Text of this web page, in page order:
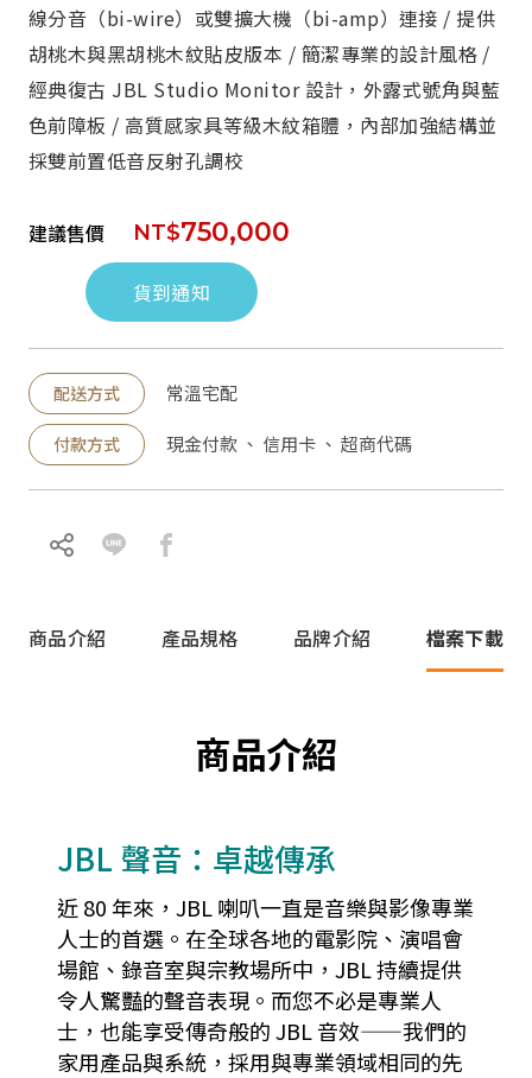
線分音（bi-wire）或雙擴大機（bi-amp）連接 / 提供
胡桃木與黑胡桃木紋貼皮版本 / 簡潔專業的設計風格 /
經典復古 JBL Studio Monitor 設計，外露式號角與藍
色前障板 / 高質感家具等級木紋箱體，內部加強結構並
採雙前置低音反射孔調校
建議售價 NT$750,000
貨到通知
配送方式 常溫宅配
付款方式 現金付款 、 信用卡 、 超商代碼
商品介紹 產品規格 品牌介紹 檔案下載
商品介紹
JBL 聲音：卓越傳承
近 80 年來，JBL 喇叭一直是音樂與影像專業
人士的首選。在全球各地的電影院、演唱會
場館、錄音室與宗教場所中，JBL 持續提供
令人驚豔的聲音表現。而您不必是專業人
士，也能享受傳奇般的 JBL 音效——我們的
家用產品與系統，採用與專業領域相同的先